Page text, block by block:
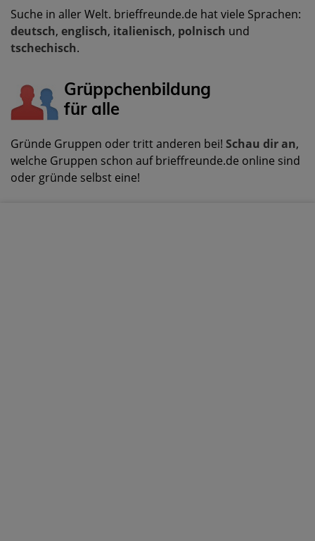
Suche in aller Welt. brieffreunde.de hat viele Sprachen:
deutsch, englisch, italienisch, polnisch und
tschechisch.
Grüppchenbildung
für alle
Gründe Gruppen oder tritt anderen bei! Schau dir an,
welche Gruppen schon auf brieffreunde.de online sind
oder gründe selbst eine!